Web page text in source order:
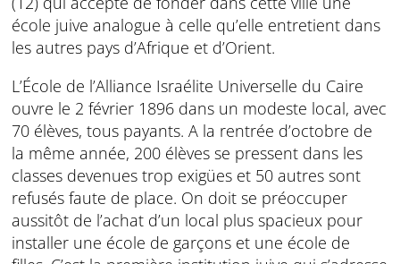
école juive analogue à celle qu’elle entretient dans
les autres pays d’Afrique et d’Orient.
L’École de l’Alliance Israélite Universelle du Caire
ouvre le 2 février 1896 dans un modeste local, avec
70 élèves, tous payants. A la rentrée d’octobre de
la même année, 200 élèves se pressent dans les
classes devenues trop exigües et 50 autres sont
refusés faute de place. On doit se préoccuper
aussitôt de l’achat d’un local plus spacieux pour
installer une école de garçons et une école de